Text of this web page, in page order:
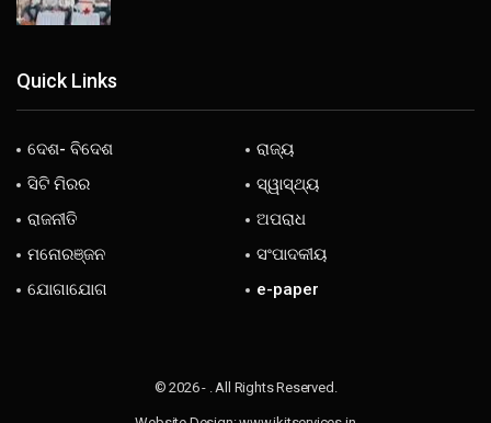
Quick Links
ଦେଶ- ବିଦେଶ
ରାଜ୍ୟ
ସିଟି ମିରର
ସ୍ୱାସ୍ଥ୍ୟ
ରାଜନୀତି
ଅପରାଧ
ମନୋରଞ୍ଜନ
ସଂପାଦକୀୟ
ଯୋଗାଯୋଗ
e-paper
© 2026 - . All Rights Reserved.